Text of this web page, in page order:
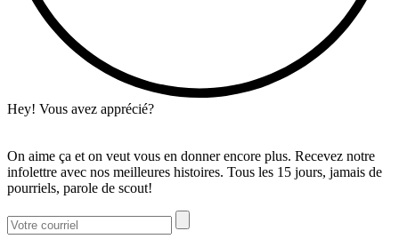
Hey! Vous avez apprécié?
On aime ça et on veut vous en donner encore plus. Recevez notre
infolettre avec nos meilleures histoires. Tous les 15 jours, jamais de
pourriels, parole de scout!